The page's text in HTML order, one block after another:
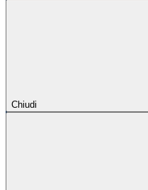
Chiudi